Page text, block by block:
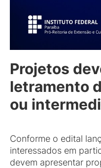
Projetos
letramento
ou
Conforme o edital
interessados em
devem apresentar